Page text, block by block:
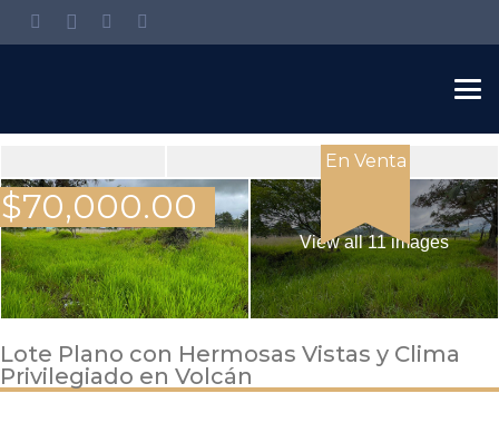
En Venta
$70,000.00
View all 11 images
Lote Plano con Hermosas Vistas y Clima
Privilegiado en Volcán